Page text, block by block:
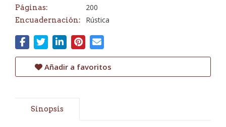
Páginas: 200
Encuadernación: Rústica
Añadir a favoritos
Sinopsis